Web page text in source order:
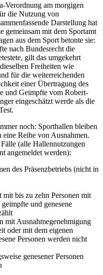
Verordnung am morgigen
die Nutzung von
Darstellung hat
gemeinsam mit dem Sportamt
aus dem Sport betonte sie:
nach Bundesrecht die
gilt das umgekehrt
Freiheiten wie
für die weiterreichenden
einer Übertragung des
und Geimpfte vom Robert-
eingeschätzt werde als die
noch: Sporthallen bleiben
eine Reihe von Ausnahmen.
(alle Hallennutzungen
angemeldet werden):
des Präsenzbetriebs (nicht in
bis zu zehn Personen mit
und genesene
mit Ausnahmegenehmigung
oder mit dem eigenen
Personen werden nicht
genesener Personen